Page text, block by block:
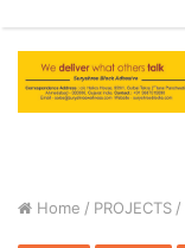
Home / PROJECTS /